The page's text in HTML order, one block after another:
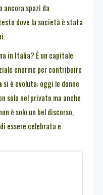
ancora spazi da
dove la società è stata
in Italia? È un capitale
enorme per contribuire
si è evoluta: oggi le donne
solo nel privato ma anche
è solo un bel discorso,
essere celebrata e